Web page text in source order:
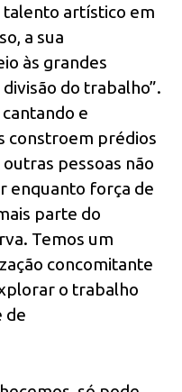
talento artístico em
a sua
às grandes
do trabalho”.
e
constroem prédios
pessoas não
enquanto força de
parte do
Temos um
concomitante
o trabalho
de